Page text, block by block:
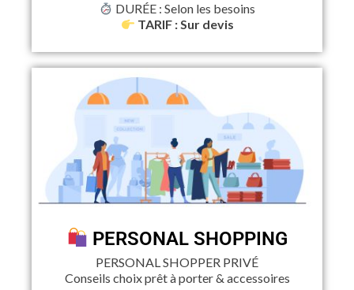
DURÉE : Selon les besoins
TARIF : Sur devis
PERSONAL SHOPPING
PERSONAL SHOPPER PRIVÉ
Conseils choix prêt à porter & accessoires